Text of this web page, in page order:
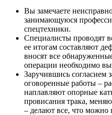
Вы замечаете
занимающуюся
спецтехники.
Специалисты проводят
ее итогам составляют
вносят все
операции необходимо
Заручившись согласием
оговоренные работы –
наплавляют опорные
провисания трака,
– делают все, что можно